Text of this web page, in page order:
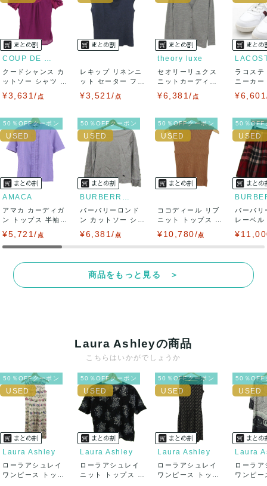
送料： ¥1,650 (見込み)
送料表を確認する
出荷目安：5営業日以内
出荷予定日：なるべく最短で発送致します。
兵庫県から出荷
COUP DE CHANCE
クードシャンス カ
ットソー シャツ 半
¥3,631/ 点
レキップ リネンニ
ット セーター フレ
¥3,521/ 点
theory luxe
セオリーリュクス
ニットカーディガ
¥6,381/ 点
ラコステ
ニーカ
50％OFFクーポン
AMACA
アマカ カーディガ
ン トップス 半袖
¥5,721/ 点
50％OFFクーポン
BURBERRY LONDON
バーバリーロンド
ン カットソー シャ
¥6,381/ 点
50％OFFクーポン
ココディール リブ
ニット トップス ノ
¥10,780/点
50％OFF
バーバリ
レーベル
商品をもっと見る ＞
Laura Ashleyの商品
こちらはいかがでしょうか
50％OFFクーポン
Laura Ashley
ローラアシュレイ
ワンピース トップ
50％OFFクーポン
Laura Ashley
ローラアシュレイ
ニット トップス 半
50％OFFクーポン
Laura Ashley
ローラアシュレイ
ワンピース トップ
50％OFF
Laura
ローラア
ワンピー